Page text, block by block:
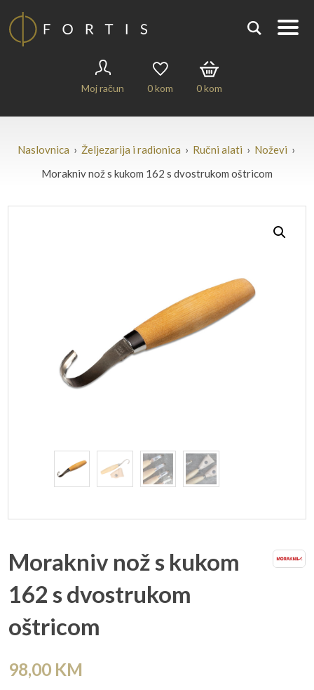
Moj račun 0kom 0kom
Naslovnica › Željezarija i radionica › Ručni alati › Noževi ›
Morakniv nož s kukom 162 s dvostrukom oštricom
Morakniv nož s kukom
162 s dvostrukom
oštricom
98,00 KM